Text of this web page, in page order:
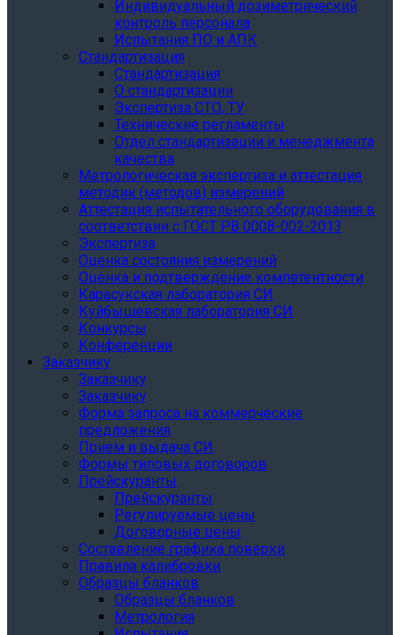
Индивидуальный дозиметрический
контроль персонала
Испытания ПО и АПК
Стандартизация
Стандартизация
О стандартизации
Экспертиза СТО, ТУ
Технические регламенты
Отдел стандартизации и менеджмента
качества
Метрологическая экспертиза и аттестация
методик (методов) измерений
Аттестация испытательного оборудования в
соответствии с ГОСТ РВ 0008-002-2013
Экспертиза
Оценка состояния измерений
Оценка и подтверждение компетентности
Карасукская лаборатория СИ
Куйбышевская лаборатория СИ
Конкурсы
Конференции
Заказчику
Заказчику
Заказчику
Форма запроса на коммерческие
предложения
Прием и выдача СИ
Формы типовых договоров
Прейскуранты
Прейскуранты
Регулируемые цены
Договорные цены
Составление графика поверки
Правила калибровки
Образцы бланков
Образцы бланков
Метрология